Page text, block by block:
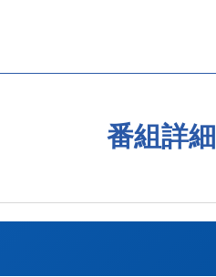
番組詳細